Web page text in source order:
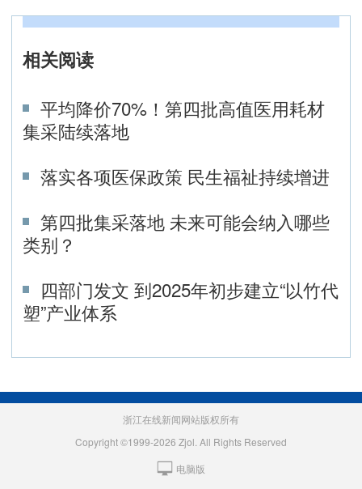
相关阅读
平均降价70%！第四批高值医用耗材
集采陆续落地
落实各项医保政策 民生福祉持续增进
第四批集采落地 未来可能会纳入哪些
类别？
四部门发文 到2025年初步建立“以竹代
塑”产业体系
浙江在线新闻网站版权所有
Copyright ©1999-2026 Zjol. All Rights Reserved
电脑版